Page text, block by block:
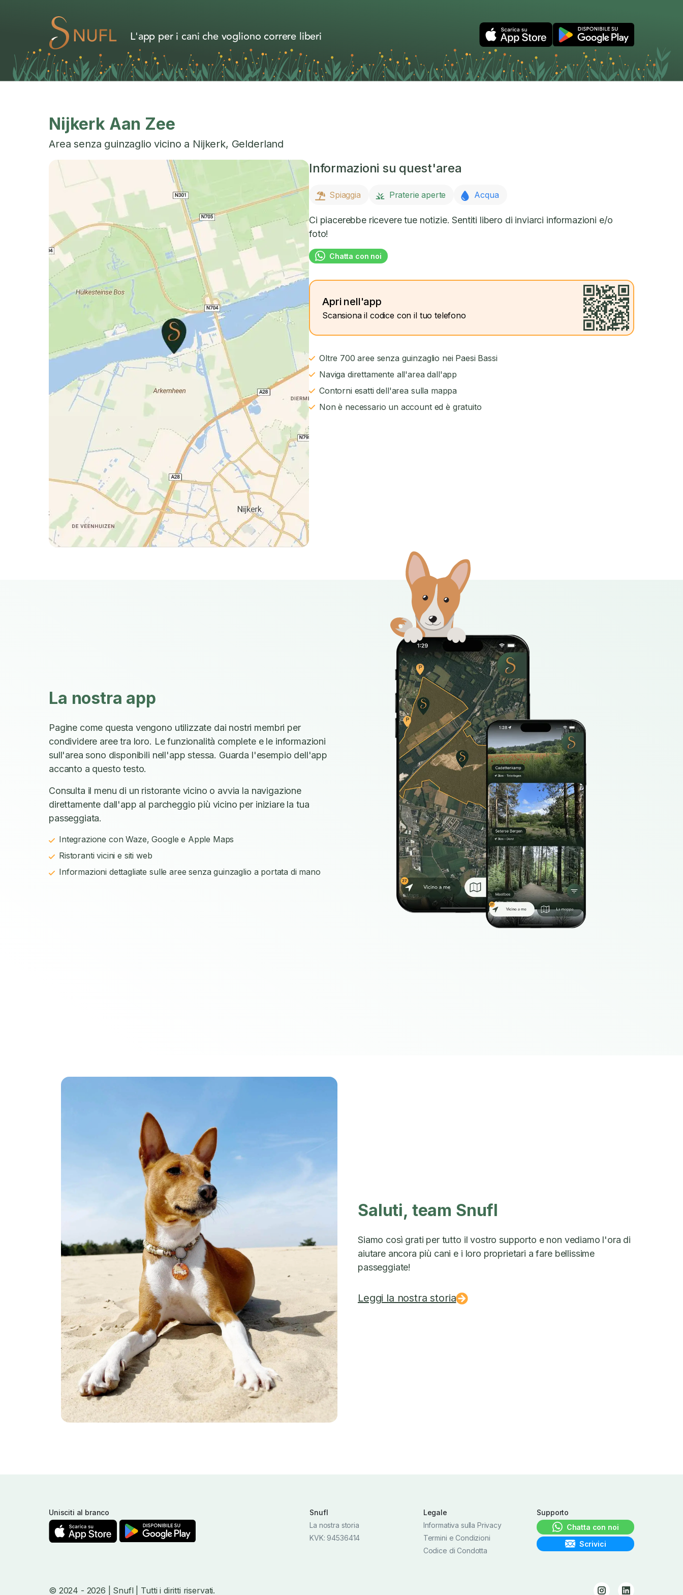
L'app per i cani che vogliono correre liberi
Nijkerk Aan Zee
Area senza guinzaglio vicino a Nijkerk, Gelderland
Informazioni su quest'area
Spiaggia Praterie aperte Acqua
Ci piacerebbe ricevere tue notizie. Sentiti libero di inviarci informazioni e/o
foto!
Chatta con noi
Apri nell'app
Scansiona il codice con il tuo telefono
Oltre 700 aree senza guinzaglio nei Paesi Bassi
Naviga direttamente all'area dall'app
Contorni esatti dell'area sulla mappa
Non è necessario un account ed è gratuito
La nostra app
Pagine come questa vengono utilizzate dai nostri membri per
condividere aree tra loro. Le funzionalità complete e le informazioni
sull'area sono disponibili nell'app stessa. Guarda l'esempio dell'app
accanto a questo testo.
Consulta il menu di un ristorante vicino o avvia la navigazione
direttamente dall'app al parcheggio più vicino per iniziare la tua
passeggiata.
Integrazione con Waze, Google e Apple Maps
Ristoranti vicini e siti web
Informazioni dettagliate sulle aree senza guinzaglio a portata di mano
Saluti, team Snufl
Siamo così grati per tutto il vostro supporto e non vediamo l'ora di
aiutare ancora più cani e i loro proprietari a fare bellissime
passeggiate!
Leggi la nostra storia
Unisciti al branco
Snufl
La nostra storia
KVK: 94536414
Legale
Informativa sulla Privacy
Termini e Condizioni
Codice di Condotta
Supporto
Chatta con noi
Scrivici
© 2024 - 2026 | Snufl | Tutti i diritti riservati.